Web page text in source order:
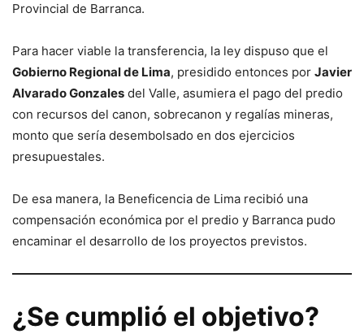
Provincial de Barranca.
Para hacer viable la transferencia, la ley dispuso que el
Gobierno Regional de Lima, presidido entonces por Javier
Alvarado Gonzales del Valle, asumiera el pago del predio
con recursos del canon, sobrecanon y regalías mineras,
monto que sería desembolsado en dos ejercicios
presupuestales.
De esa manera, la Beneficencia de Lima recibió una
compensación económica por el predio y Barranca pudo
encaminar el desarrollo de los proyectos previstos.
¿Se cumplió el objetivo?